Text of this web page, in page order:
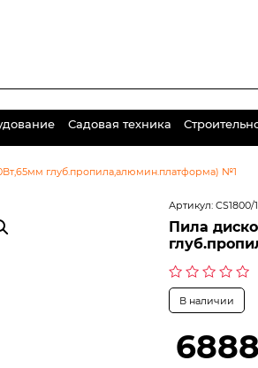
Садовая техника
глуб.пропила,алюмин.платформа) №1
Артикул:
Пила
Оценка
из
В наличии